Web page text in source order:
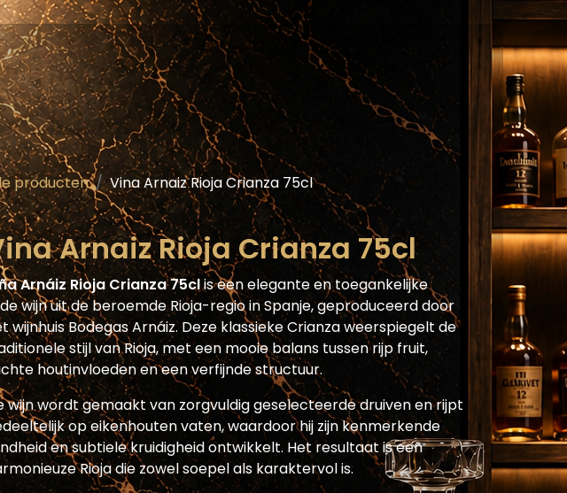
) Masterclass Assortiment Blog Horecaplatform
producten Vina Arnaiz Rioja Crianza 75cl
Arnaiz Rioja Crianza 75cl
Arnáiz Rioja Crianza 75clis een elegante en toegankelijke
wijn uit de beroemde Rioja-regio in Spanje, geproduceerd door
wijnhuis Bodegas Arnáiz. Deze klassieke Crianza weerspiegelt de
stijl van Rioja, met een mooie balans tussen rijp fruit,
houtinvloeden en een verfijnde structuur.
wijn wordt gemaakt van zorgvuldig geselecteerde druiven en rijpt
op eikenhouten vaten, waardoor hij zijn kenmerkende
en subtiele kruidigheid ontwikkelt. Het resultaat is een
Rioja die zowel soepel als karaktervol is.